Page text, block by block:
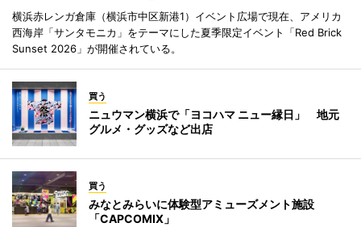
横浜赤レンガ倉庫（横浜市中区新港1）イベント広場で現在、アメリカ
西海岸「サンタモニカ」をテーマにした夏季限定イベント「Red Brick
Sunset 2026」が開催されている。
買う
ニュウマン横浜で「ヨコハマ ニュー縁日」 地元
グルメ・グッズなど出店
買う
みなとみらいに体験型アミューズメント施設
「CAPCOMIX」